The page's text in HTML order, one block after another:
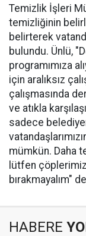
Temizlik İşleri
temizliğinin belirli
belirterek
bulundu. Ünlü,
programımıza
için aralıksız
çalışmasında
ve atıkla
sadece
mümkün. Daha
lütfen
bırakmayalım"
HABERE